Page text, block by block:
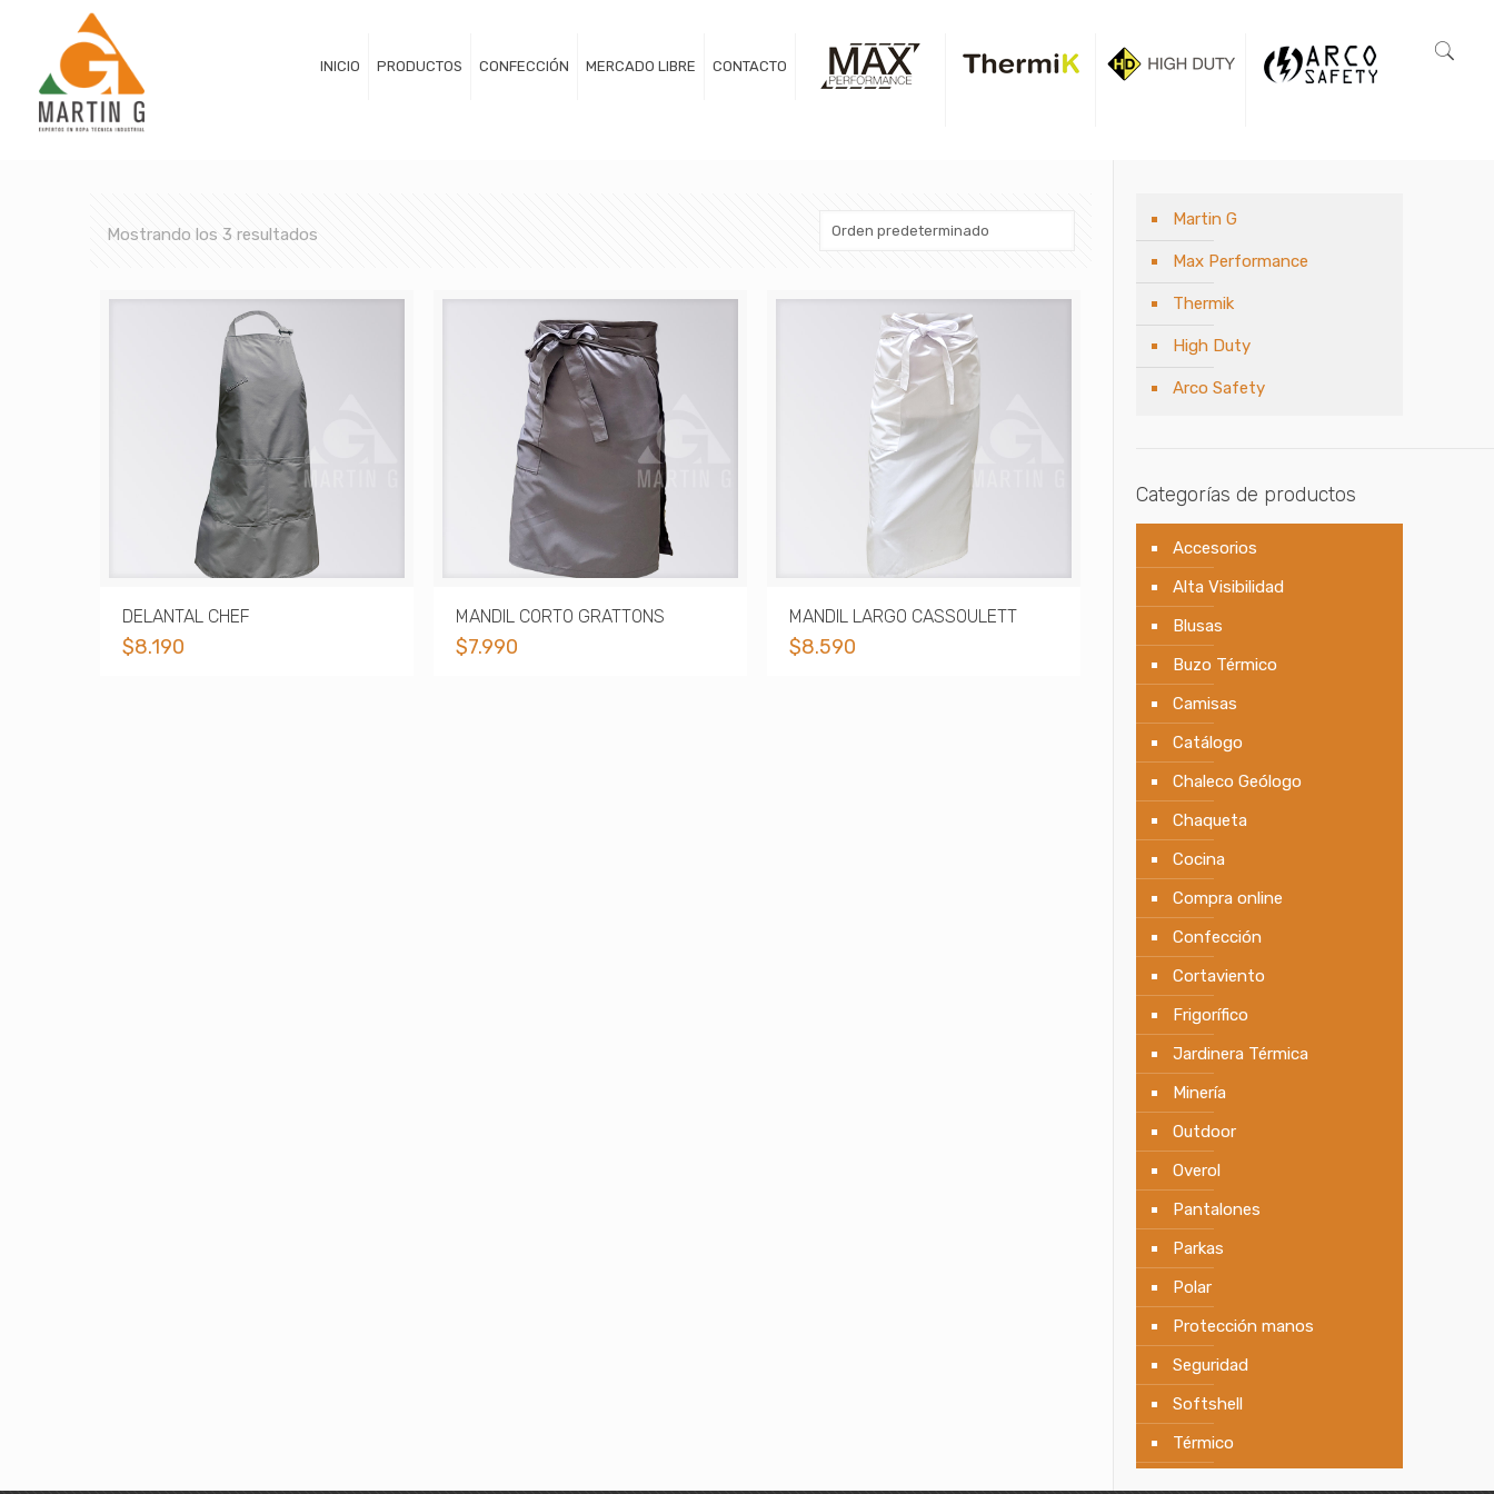
INICIO PRODUCTOS CONFECCIÓN MERCADO LIBRE CONTACTO
Mostrando los 3 resultados
DELANTAL CHEF
$8.190
MANDIL CORTO GRATTONS
$7.990
MANDIL LARGO CASSOULETT
$8.590
Martin G
Max Performance
Thermik
High Duty
Arco Safety
Categorías de productos
Accesorios
Alta Visibilidad
Blusas
Buzo Térmico
Camisas
Catálogo
Chaleco Geólogo
Chaqueta
Cocina
Compra online
Confección
Cortaviento
Frigorífico
Jardinera Térmica
Minería
Outdoor
Overol
Pantalones
Parkas
Polar
Protección manos
Seguridad
Softshell
Térmico